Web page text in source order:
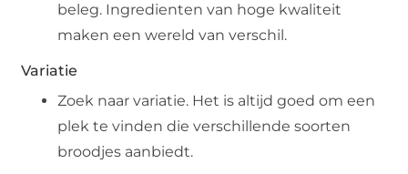
beleg. Ingredienten van hoge kwaliteit
maken een wereld van verschil.
Variatie
Zoek naar variatie. Het is altijd goed om een
plek te vinden die verschillende soorten
broodjes aanbiedt.